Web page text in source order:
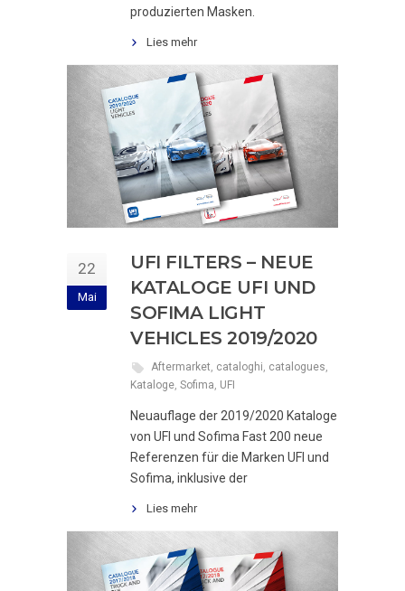
produzierten Masken.
Lies mehr
22
Mai
UFI FILTERS – NEUE
KATALOGE UFI UND
SOFIMA LIGHT
VEHICLES 2019/2020
Aftermarket, cataloghi, catalogues,
Kataloge, Sofima, UFI
Neuauflage der 2019/2020 Kataloge
von UFI und Sofima Fast 200 neue
Referenzen für die Marken UFI und
Sofima, inklusive der
Lies mehr